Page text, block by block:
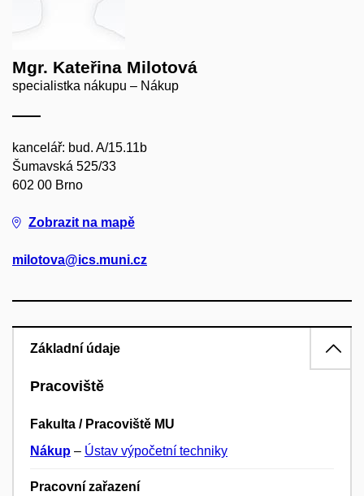
Mgr. Kateřina Milotová
specialistka nákupu – Nákup
kancelář: bud. A/15.11b
Šumavská 525/33
602 00 Brno
Zobrazit na mapě
milotova@ics.muni.cz
Základní údaje
Pracoviště
Fakulta / Pracoviště MU
Nákup – Ústav výpočetní techniky
Pracovní zařazení